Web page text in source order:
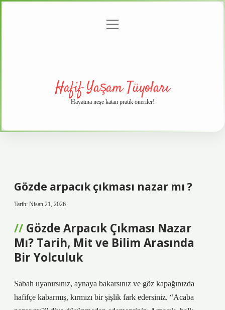
menüyü
Hafif Yaşam Tüyoları
Hayatına neşe katan pratik öneriler!
Gözde arpacık çıkması nazar mı ?
Tarih: Nisan 21, 2026
Gözde Arpacık Çıkması Nazar
Mı? Tarih, Mit ve Bilim Arasında
Bir Yolculuk
Sabah uyanırsınız, aynaya bakarsınız ve göz kapağınızda
hafifçe kabarmış, kırmızı bir şişlik fark edersiniz. “Acaba